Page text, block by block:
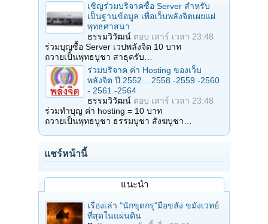
เชิญร่วมบริจาคซื้อ Server สำหรับ
เป็นฐานข้อมูล เพื่อเว็บพลังจิตเผยแผ่
พุทธศาสนา
ธรรมวิวัฒน์ ตอบ เสาร์ เวลา 23:48
ร่วมบุญซื้อ Server เวปพลังจิต 10 บาท
ถวายเป็นพุทธบูชา สาธุครับ…
ร่วมบริจาค ค่า Hosting ของเว็บ
พลังจิต ปี 2552 ...2558 -2559 -2560
- 2561 -2564
ธรรมวิวัฒน์ ตอบ เสาร์ เวลา 23:48
ร่วมทำบุญ ค่า hosting = 10 บาท
ถวายเป็นพุทธบูชา ธรรมบูชา สังฆบูชา…
แชร์หน้านี้
แนะนำ
เรื่องเล่า "นักขุดกรุ"มือขลัง ขมังเวทย์
ที่สุดในแผ่นดิน